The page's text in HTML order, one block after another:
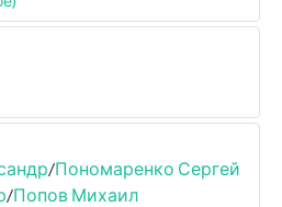
/Пономаренко Сергей
/Попов Михаил